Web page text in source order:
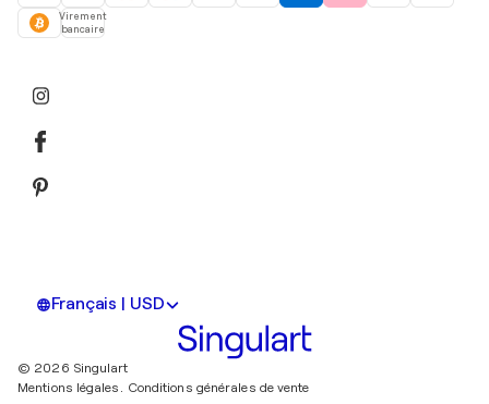
Virement
bancaire
Français | USD
© 2026 Singulart
Mentions légales. Conditions générales de vente